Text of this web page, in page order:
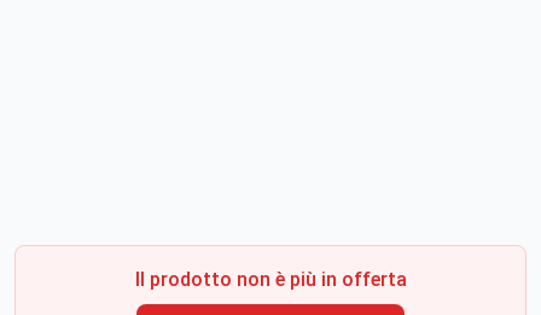
Il prodotto non è più in offerta